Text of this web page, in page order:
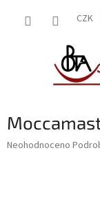
CZK
Průměrné
Neohodnoceno